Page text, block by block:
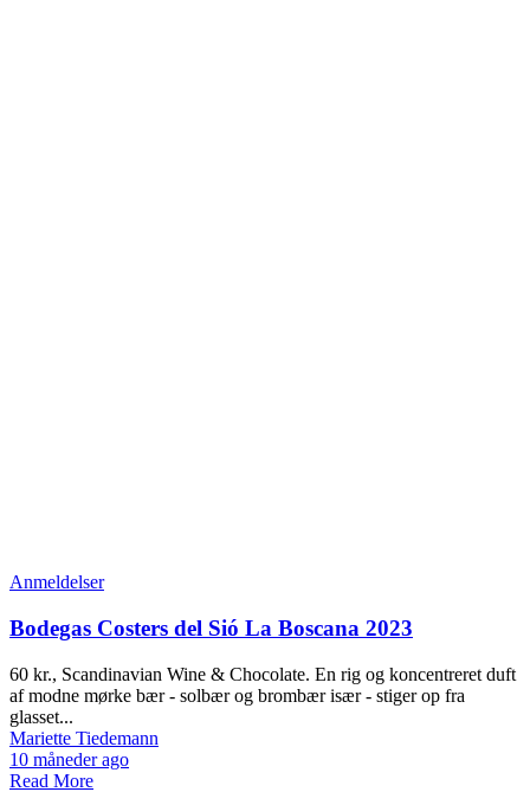
Anmeldelser
Bodegas Costers del Sió La Boscana 2023
60 kr., Scandinavian Wine & Chocolate. En rig og koncentreret duft
af modne mørke bær - solbær og brombær især - stiger op fra
glasset...
Mariette Tiedemann
10 måneder ago
Read More